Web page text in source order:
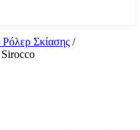
Ρόλερ Σκίασης /
Sirocco